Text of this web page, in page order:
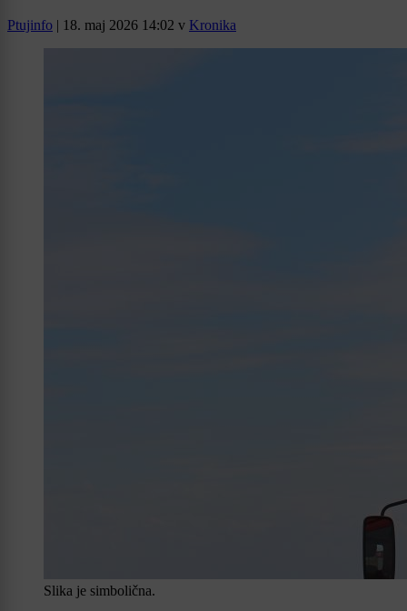
Ptujinfo | 18. maj 2026 14:02 v Kronika
Slika je simbolična.